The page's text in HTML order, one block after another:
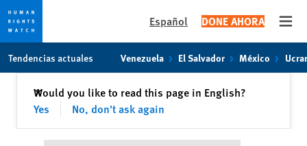
content
Español DONE AHORA
Tendencias actuales Venezuela El Salvador México
Would you like to read this page in English?
Yes
No, don't ask again
✕Cerrar